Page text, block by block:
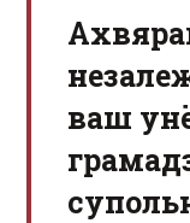
ваш